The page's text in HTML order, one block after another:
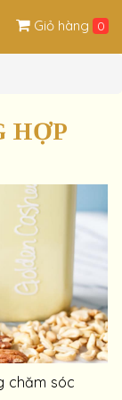
Giỏ hàng 0
HỢP
chăm sóc